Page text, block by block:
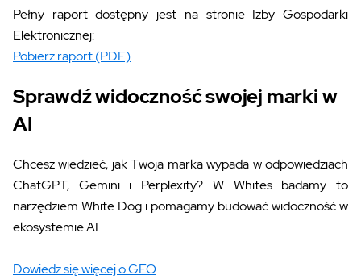
Pełny raport dostępny jest na stronie Izby Gospodarki
Elektronicznej:
Pobierz raport (PDF).
Sprawdź widoczność swojej marki w
AI
Chcesz wiedzieć, jak Twoja marka wypada w odpowiedziach
ChatGPT, Gemini i Perplexity? W Whites badamy to
narzędziem White Dog i pomagamy budować widoczność w
ekosystemie AI.
Dowiedz się więcej o GEO